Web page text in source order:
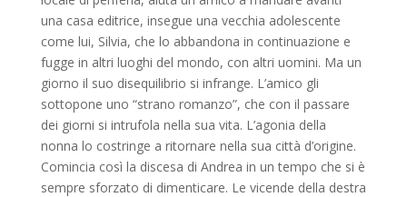
una casa editrice, insegue una vecchia adolescente
come lui, Silvia, che lo abbandona in continuazione e
fugge in altri luoghi del mondo, con altri uomini. Ma un
giorno il suo disequilibrio si infrange. L’amico gli
sottopone uno “strano romanzo”, che con il passare
dei giorni si intrufola nella sua vita. L’agonia della
nonna lo costringe a ritornare nella sua città d’origine.
Comincia così la discesa di Andrea in un tempo che si è
sempre sforzato di dimenticare. Le vicende della destra